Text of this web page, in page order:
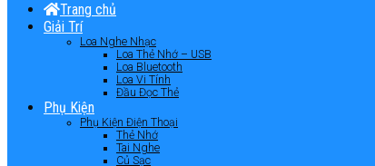
Trang chủ
Giải Trí
Loa Nghe Nhạc
Loa Thẻ Nhớ – USB
Loa Bluetooth
Loa Vi Tính
Đầu Đọc Thẻ
Phụ Kiện
Phụ Kiện Điện Thoại
Thẻ Nhớ
Tai Nghe
Củ Sạc